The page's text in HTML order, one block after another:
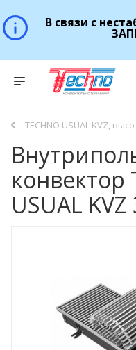
В связи с
TECHNO USUAL KVZ,
конвектор
USUAL